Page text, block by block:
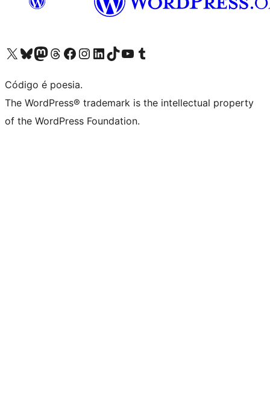
Acessar nossa conta do X (antigo Twitter)
Acessar nossa conta do Bluesky
Acessar nossa conta do Mastodon
Acessar nossa conta do Threads
Acessar nossa página do Facebook
Acessar nossa conta do Instagram
Acessar nossa conta do LinkedIn
Acessar nossa conta do TikTok
Acessar nosso canal do YouTube
Acessar nossa conta no Tumblr
Código é poesia.
The WordPress® trademark is the intellectual property
of the WordPress Foundation.